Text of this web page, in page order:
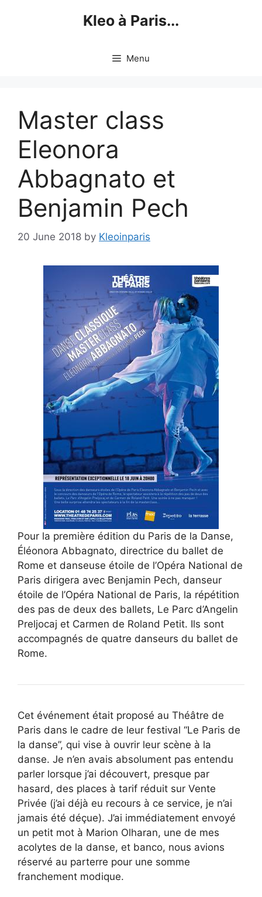
Kleo à Paris...
Menu
Master class
Eleonora
Abbagnato et
Benjamin Pech
20 June 2018 by Kleoinparis
Pour la première édition du Paris de la Danse,
Éléonora Abbagnato, directrice du ballet de
Rome et danseuse étoile de l’Opéra National de
Paris dirigera avec Benjamin Pech, danseur
étoile de l’Opéra National de Paris, la répétition
des pas de deux des ballets, Le Parc d’Angelin
Preljocaj et Carmen de Roland Petit. Ils sont
accompagnés de quatre danseurs du ballet de
Rome.
Cet événement était proposé au Théâtre de
Paris dans le cadre de leur festival “Le Paris de
la danse”, qui vise à ouvrir leur scène à la
danse. Je n’en avais absolument pas entendu
parler lorsque j’ai découvert, presque par
hasard, des places à tarif réduit sur Vente
Privée (j’ai déjà eu recours à ce service, je n’ai
jamais été déçue). J’ai immédiatement envoyé
un petit mot à Marion Olharan, une de mes
acolytes de la danse, et banco, nous avions
réservé au parterre pour une somme
franchement modique.